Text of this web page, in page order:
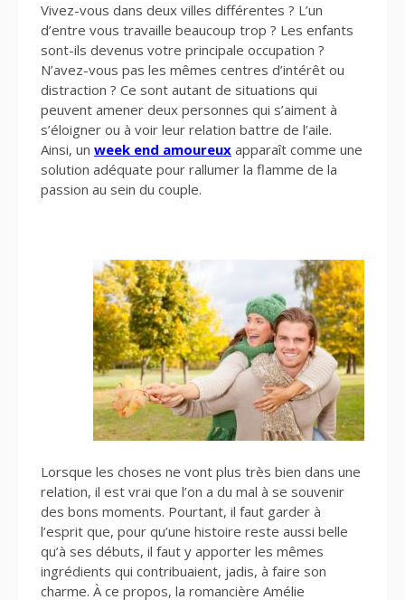
Vivez-vous dans deux villes différentes ? L’un
d’entre vous travaille beaucoup trop ? Les enfants
sont-ils devenus votre principale occupation ?
N’avez-vous pas les mêmes centres d’intérêt ou
distraction ? Ce sont autant de situations qui
peuvent amener deux personnes qui s’aiment à
s’éloigner ou à voir leur relation battre de l’aile.
Ainsi, un week end amoureux apparaît comme une
solution adéquate pour rallumer la flamme de la
passion au sein du couple.
Lorsque les choses ne vont plus très bien dans une
relation, il est vrai que l’on a du mal à se souvenir
des bons moments. Pourtant, il faut garder à
l’esprit que, pour qu’une histoire reste aussi belle
qu’à ses débuts, il faut y apporter les mêmes
ingrédients qui contribuaient, jadis, à faire son
charme. À ce propos, la romancière Amélie